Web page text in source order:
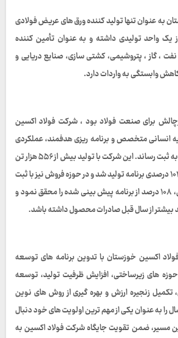
به عنوان تنها تولید کننده ورق‌ های عریض فولادی
یک واحد تولیدی داشته و به عنوان تأمین کننده
نفت ، گاز ، پتروشیمی، کشتی‌ سازی، صنایع دریایی و
وابستگی به واردات دارد.
سالی پرچالش برای صنعت فولاد بود ، شرکت فولاد اکسین
انسانی متخصص و برنامه‌ ریزی هدفمند، عملکردی
فراتر از اهداف تعیین‌ شده به ثبت رساند. این شرکت با تولید بیش از ۵۵۶ هزار تن
محصول، موفق به تحقق ۱۰۴ درصدی برنامه تولید شد و در حوزه فروش نیز با ثبت
بیش از ۵۷۰ هزار تن فروش، ۱۰۸ درصد از برنامه پیش‌ بینی‌ شده را محقق نمود و
اکسین خوزستان با تدوین برنامه‌ های توسعه‌
های زیرساختی، افزایش ظرفیت تولید، توسعه
تکمیل زنجیره ارزش و بهره‌ گیری از روش‌ های نوین
را به عنوان یکی از مهم‌ ترین اولویت‌ های خود دنبال
مسیر، ضمن تقویت جایگاه شرکت فولاد اکسین به